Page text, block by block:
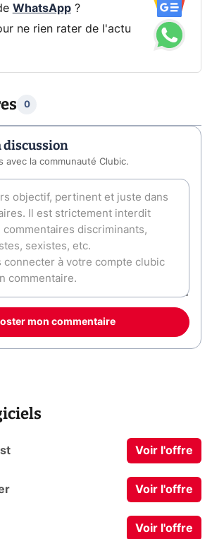
WhatsApp?
ne rien rater de l'actu
0
discussion
avec la communauté Clubic.
mon commentaire
Voir l'offre
Voir l'offre
Voir l'offre